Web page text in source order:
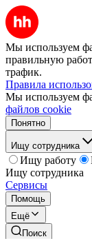
Мы используем
правильную
трафик.
Правила
Мы используем
файлов cookie
Понятно
Ищу сотрудника
Ищу работу
Ищу сотрудника
Сервисы
Помощь
Ещё
Поиск